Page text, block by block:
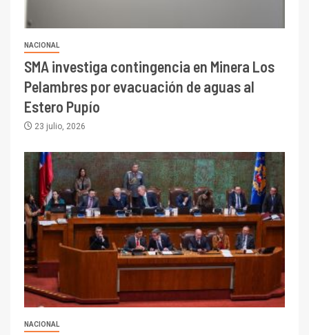
NACIONAL
SMA investiga contingencia en Minera Los
Pelambres por evacuación de aguas al
Estero Pupío
23 julio, 2026
NACIONAL